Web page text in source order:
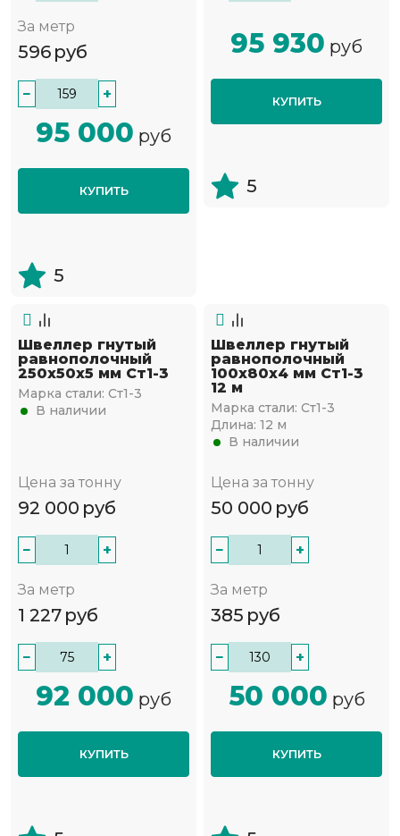
За метр
596 руб
− +
95 000 руб
КУПИТЬ
5
95 930 руб
КУПИТЬ
5
Швеллер гнутый
равнополочный
250х50х5 мм Ст1-3
Марка стали: Ст1-3
В наличии
Цена за тонну
92 000 руб
− +
За метр
1 227 руб
− +
92 000 руб
КУПИТЬ
Швеллер гнутый
равнополочный
100х80х4 мм Ст1-3
12 м
Марка стали: Ст1-3
Длина: 12 м
В наличии
Цена за тонну
50 000 руб
− +
За метр
385 руб
− +
50 000 руб
КУПИТЬ